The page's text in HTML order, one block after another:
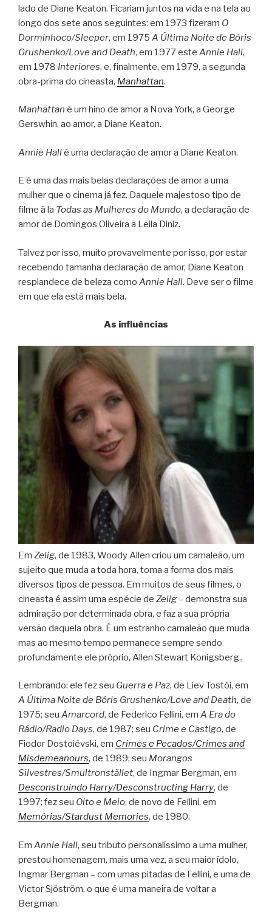
lado de Diane Keaton. Ficariam juntos na vida e na tela ao
longo dos sete anos seguintes: em 1973 fizeram O
Dorminhoco/Sleeper, em 1975 A Última Noite de Bóris
Grushenko/Love and Death, em 1977 este Annie Hall,
em 1978 Interiores, e, finalmente, em 1979, a segunda
obra-prima do cineasta, Manhattan.
Manhattan é um hino de amor a Nova York, a George
Gerswhin, ao amor, a Diane Keaton.
Annie Hallé uma declaração de amor a Diane Keaton.
E é uma das mais belas declarações de amor a uma
mulher que o cinema já fez. Daquele majestoso tipo de
filme à la Todas as Mulheres do Mundo, a declaração de
amor de Domingos Oliveira a Leila Diniz.
Talvez por isso, muito provavelmente por isso, por estar
recebendo tamanha declaração de amor, Diane Keaton
resplandece de beleza como Annie Hall. Deve ser o filme
em que ela está mais bela.
As influências
Em Zelig, de 1983, Woody Allen criou um camaleão, um
sujeito que muda a toda hora, toma a forma dos mais
diversos tipos de pessoa. Em muitos de seus filmes, o
cineasta é assim uma espécie de Zelig– demonstra sua
admiração por determinada obra, e faz a sua própria
versão daquela obra. É um estranho camaleão que muda
mas ao mesmo tempo permanece sempre sendo
profundamente ele próprio, Allen Stewart Konigsberg.,
Lembrando: ele fez seu Guerra e Paz, de Liev Tostói, em
A Última Noite de Bóris Grushenko/Love and Death, de
1975; seu Amarcord, de Federico Fellini, em A Era do
Rádio/Radio Days, de 1987; seu Crime e Castigo, de
Fiodor Dostoiévski, em Crimes e Pecados/Crimes and
Misdemeanours, de 1989; seu Morangos
Silvestres/Smultronstället, de Ingmar Bergman, em
Desconstruindo Harry/Desconstructing Harry, de
1997; fez seu Oito e Meio, de novo de Fellini, em
Memórias/Stardust Memories, de 1980.
Em Annie Hall, seu tributo personalíssimo a uma mulher,
prestou homenagem, mais uma vez, a seu maior ídolo,
Ingmar Bergman – com umas pitadas de Fellini, e uma de
Victor Sjöström, o que é uma maneira de voltar a
Bergman.